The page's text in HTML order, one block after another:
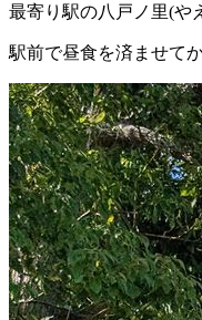
最寄り駅の八戸ノ里(や
駅前で昼食を済ませて